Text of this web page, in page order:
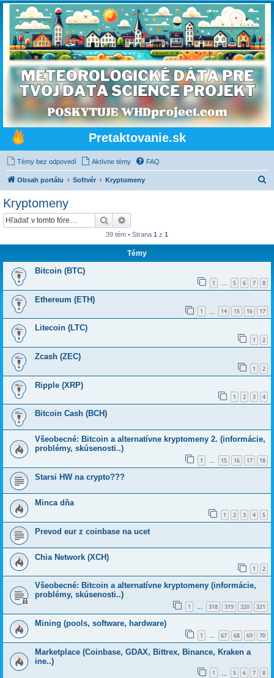
Pretaktovanie.sk
Témy bez odpovedí Aktívne témy FAQ
Obsah portálu Softvér Kryptomeny
Kryptomeny
Hľadať
39 tém • Strana 1 z 1
Témy
Bitcoin (BTC)
1 … 5 6 7 8
Ethereum (ETH)
1 14 15 16 17
Litecoin (LTC)
1 2
Zcash (ZEC)
1 2
Ripple (XRP)
1 2 3 4
Bitcoin Cash (BCH)
Všeobecné: Bitcoin a alternatívne kryptomeny 2. (informácie,
problémy, skúsenosti..)
1 … 15 16 17 18
Starsi HW na crypto???
Minca dňa
1 2 3 4 5
Prevod eur z coinbase na ucet
Chia Network (XCH)
1 2
Všeobecné: Bitcoin a alternatívne kryptomeny (informácie,
problémy, skúsenosti..)
1 … 318 319 320 321
Mining (pools, software, hardware)
1 … 67 68 69 70
Marketplace (Coinbase, GDAX, Bittrex, Binance, Kraken a
ine..)
1 5 6 7 8